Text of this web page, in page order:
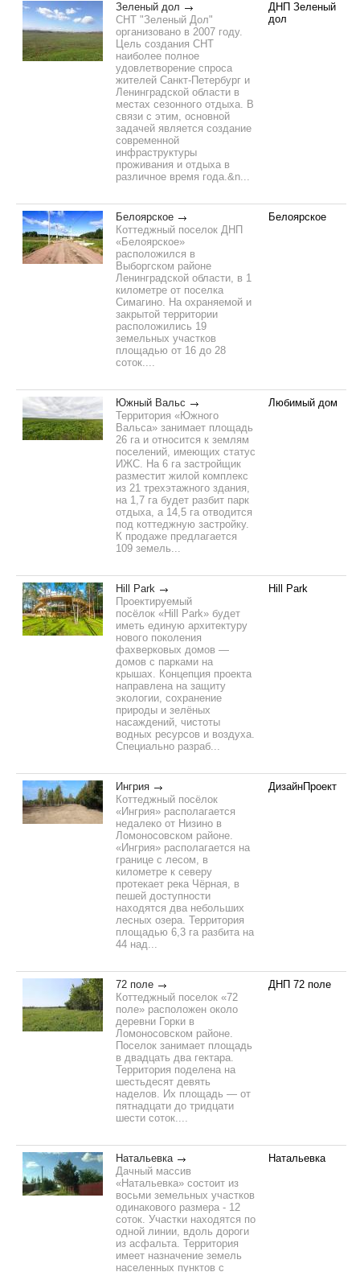
Зеленый дол
СНТ "Зеленый Дол"
организовано в 2007 году.
Цель создания СНТ
наиболее полное
удовлетворение спроса
жителей Санкт-Петербург и
Ленинградской области в
местах сезонного отдыха. В
связи с этим, основной
задачей является создание
современной
инфраструктуры
проживания и отдыха в
различное время года.&n...
ДНП Зеленый
дол
Белоярское
Коттеджный поселок ДНП
«Белоярское»
расположился в
Выборгском районе
Ленинградской области, в 1
километре от поселка
Симагино. На охраняемой и
закрытой территории
расположились 19
земельных участков
площадью от 16 до 28
соток....
Белоярское
Южный Вальс
Территория «Южного
Вальса» занимает площадь
26 га и относится к землям
поселений, имеющих статус
ИЖС. На 6 га застройщик
разместит жилой комплекс
из 21 трехэтажного здания,
на 1,7 га будет разбит парк
отдыха, а 14,5 га отводится
под коттеджную застройку.
К продаже предлагается
109 земель...
Любимый дом
Hill Park
Проектируемый
посёлок «Hill Park» будет
иметь единую архитектуру
нового поколения
фахверковых домов —
домов с парками на
крышах. Концепция проекта
направлена на защиту
экологии, сохранение
природы и зелёных
насаждений, чистоты
водных ресурсов и воздуха.
Специально разраб...
Hill Park
Ингрия
Коттеджный посёлок
«Ингрия» располагается
недалеко от Низино в
Ломоносовском районе.
«Ингрия» располагается на
границе с лесом, в
километре к северу
протекает река Чёрная, в
пешей доступности
находятся два небольших
лесных озера. Территория
площадью 6,3 га разбита на
44 над...
ДизайнПроект
72 поле
Коттеджный поселок «72
поле» расположен около
деревни Горки в
Ломоносовском районе.
Поселок занимает площадь
в двадцать два гектара.
Территория поделена на
шестьдесят девять
наделов. Их площадь — от
пятнадцати до тридцати
шести соток....
ДНП 72 поле
Натальевка
Дачный массив
«Натальевка» состоит из
восьми земельных участков
одинакового размера - 12
соток. Участки находятся по
одной линии, вдоль дороги
из асфальта. Территория
имеет назначение земель
населенных пунктов с
Натальевка